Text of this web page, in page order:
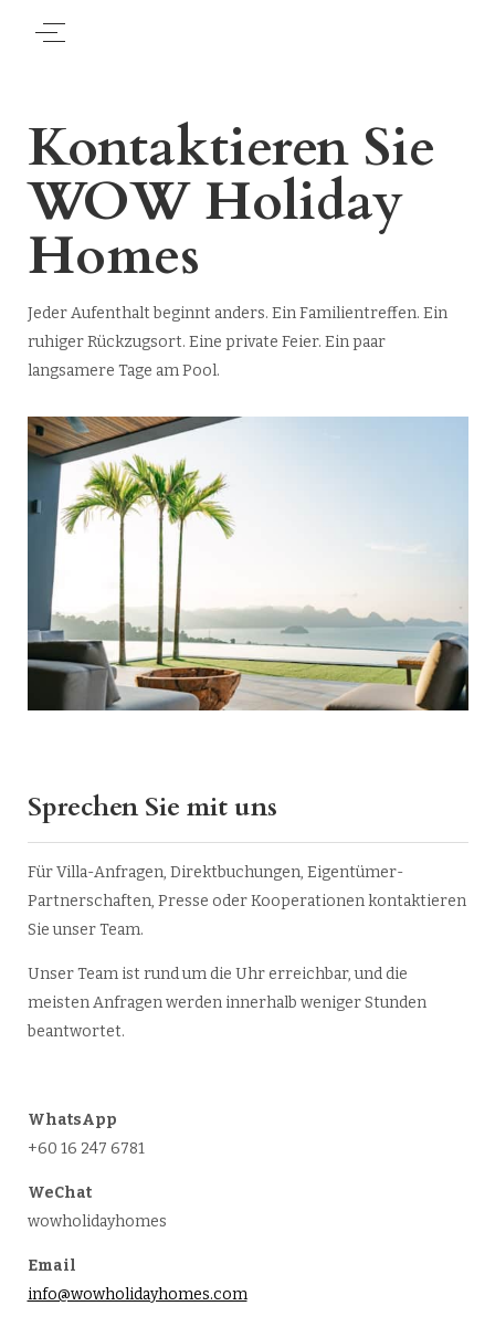
Kontaktieren Sie
WOW Holiday
Homes
Jeder Aufenthalt beginnt anders. Ein Familientreffen. Ein
ruhiger Rückzugsort. Eine private Feier. Ein paar
langsamere Tage am Pool.
Sprechen Sie mit uns
Für Villa-Anfragen, Direktbuchungen, Eigentümer-
Partnerschaften, Presse oder Kooperationen kontaktieren
Sie unser Team.
Unser Team ist rund um die Uhr erreichbar, und die
meisten Anfragen werden innerhalb weniger Stunden
beantwortet.
WhatsApp
+60 16 247 6781
WeChat
wowholidayhomes
Email
info@wowholidayhomes.com